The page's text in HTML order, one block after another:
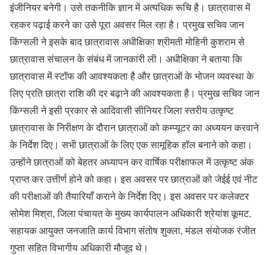
इंजीनियर बनेगी। उसे तकनीकि ज्ञान में अत्यधिक रूचि है। छात्रावास में
रहकर पढ़ाई करने का उसे पूरा अवसर मिल रहा है। प्रमुख सचिव जान
किंग्सली ने इसके बाद छात्रावास अधीक्षिका श्रीमती मोहिनी कुशराम से
छात्रावास संचालन के संबंध में जानकारी ली। अधीक्षिका ने बताया कि
छात्रावास में स्टॉफ की आवश्यकता है और छात्राओं के भोजन व्यवस्था के
लिए प्रति छात्रा राशि की दर बढ़ाने की आवश्यकता है। प्रमुख सचिव जान
किंग्सली ने इसी प्रकार से आदिवासी सीनियर जिला स्तरीय उत्कृष्ट
छात्रावास के निरीक्षण के दौरान छात्राओं को कम्प्यूटर का अध्ययन करवाने
के निर्देश दिए। सभी छात्राओं के लिए एक सामूहिक हॉल बनाने को कहा।
उन्होंने छात्राओं को बेहतर अध्यापन कर वार्षिक परीक्षाफल में उत्कृष्ट अंक
प्राप्त कर उत्तीर्ण होने को कहा। इस अवसर पर छात्राओं को जेईई एवं नीट
की परीक्षाओं की तैयारियाँ कराने के निर्देश दिए। इस अवसर पर कलेक्टर
सोमेश मिश्रा, जिला पंचायत के मुख्य कार्यपालन अधिकारी श्रेयांश कूमट,
सहायक आयुक्त जनजाति कार्य विभाग संतोष शुक्ला, मंडल संयोजक रंजीत
गुप्ता सहित विभागीय अधिकारी मौजूद थे।